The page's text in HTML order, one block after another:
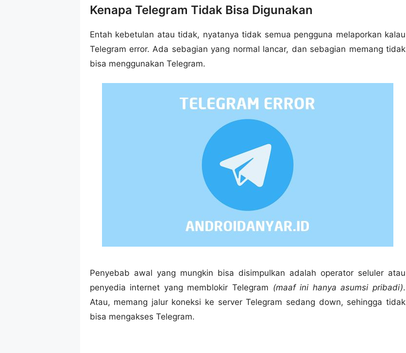
Kenapa Telegram Tidak Bisa Digunakan
Entah kebetulan atau tidak, nyatanya tidak semua pengguna melaporkan kalau
Telegram error. Ada sebagian yang normal lancar, dan sebagian memang tidak
bisa menggunakan Telegram.
Penyebab awal yang mungkin bisa disimpulkan adalah operator seluler atau
penyedia internet yang memblokir Telegram (maaf ini hanya asumsi pribadi).
Atau, memang jalur koneksi ke server Telegram sedang down, sehingga tidak
bisa mengakses Telegram.